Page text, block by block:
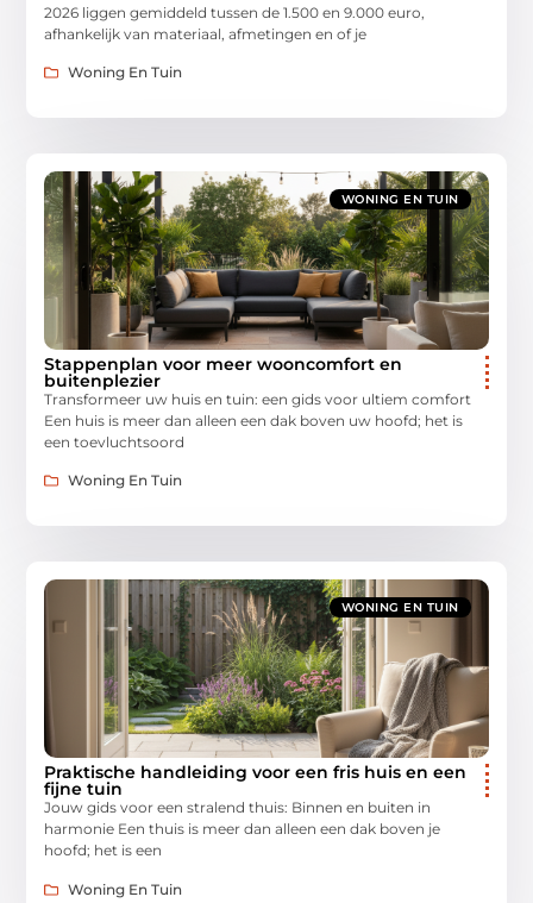
2026 liggen gemiddeld tussen de 1.500 en 9.000 euro,
afhankelijk van materiaal, afmetingen en of je
Woning En Tuin
WONING EN TUIN
Stappenplan voor meer wooncomfort en
buitenplezier
Transformeer uw huis en tuin: een gids voor ultiem comfort
Een huis is meer dan alleen een dak boven uw hoofd; het is
een toevluchtsoord
Woning En Tuin
WONING EN TUIN
Praktische handleiding voor een fris huis en een
fijne tuin
Jouw gids voor een stralend thuis: Binnen en buiten in
harmonie Een thuis is meer dan alleen een dak boven je
hoofd; het is een
Woning En Tuin